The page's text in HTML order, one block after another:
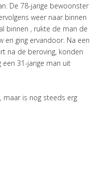
De 78-jarige bewoonster
weer naar binnen
binnen , rukte de man de
en ging ervandoor. Na een
na de beroving, konden
een 31-jarige man uit
is nog steeds erg